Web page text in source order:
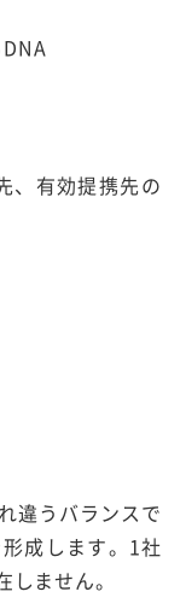
、有効提携先の
違うバランスで
成します。1社
ません。